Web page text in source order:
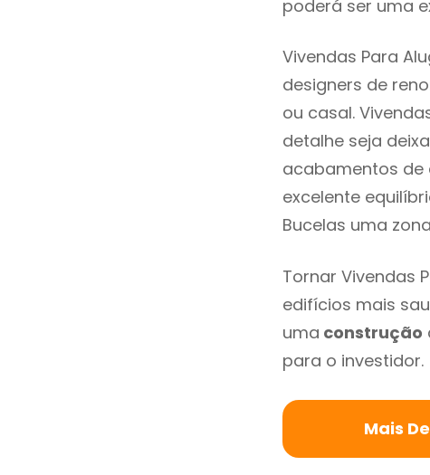
poderá ser uma
Vivendas Para
designers de
ou casal.
detalhe seja
acabamentos de
excelente
Bucelas uma
Tornar Vivendas
edifícios mais
uma construção
para o investidor.
Mais